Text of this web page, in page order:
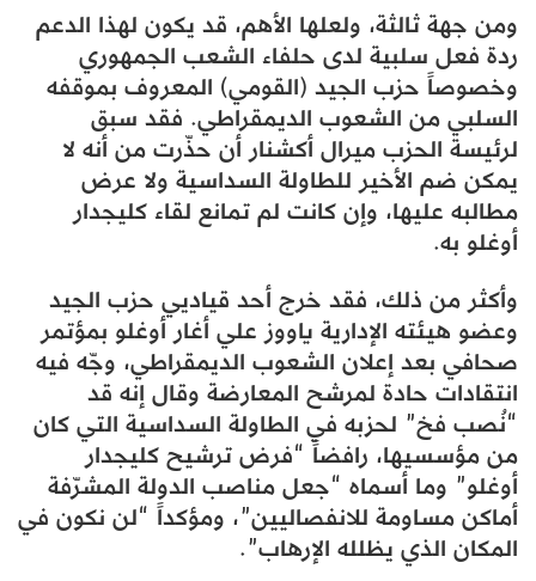
ومن جهة ثالثة، ولعلها الأهم، قد يكون لهذا الدعم
ردة فعل سلبية لدى حلفاء الشعب الجمهوري
وخصوصاً حزب الجيد (القومي) المعروف بموقفه
السلبي من الشعوب الديمقراطي. فقد سبق
لرئيسة الحزب ميرال أكشنار أن حذّرت من أنه لا
يمكن ضم الأخير للطاولة السداسية ولا عرض
مطالبه عليها، وإن كانت لم تمانع لقاء كليجدار
أوغلو به.
وأكثر من ذلك، فقد خرج أحد قياديي حزب الجيد
وعضو هيئته الإدارية ياووز علي أغار أوغلو بمؤتمر
صحافي بعد إعلان الشعوب الديمقراطي، وجّه فيه
انتقادات حادة لمرشح المعارضة وقال إنه قد
“نُصب فخ” لحزبه في الطاولة السداسية التي كان
من مؤسسيها، رافضاً “فرض ترشيح كليجدار
أوغلو” وما أسماه “جعل مناصب الدولة المشرّفة
أماكن مساومة للانفصاليين”، ومؤكداً “لن نكون في
المكان الذي يظلله الإرهاب”.